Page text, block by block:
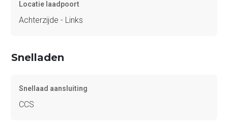
Locatie laadpoort
Achterzijde - Links
Snelladen
Snellaad aansluiting
CCS